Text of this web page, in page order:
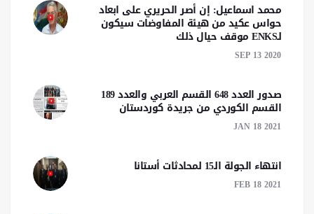
محمد اسماعيل: إن أصر الحريري على ابعاد
حواس عكيد من هيئة المفاوضات سيكون
لـENKS موقف حيال ذلك
SEP 13 2020
صدور العدد 648 القسم العربي والعدد 189
القسم الكوردي من جريدة كوردستان
JAN 18 2021
انتهاء الجولة الـ15 لمحادثات أستانا
FEB 18 2021